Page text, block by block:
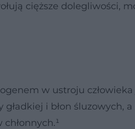
cięższe dolegliwości,
w ustroju
gładkiej i błon